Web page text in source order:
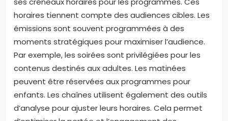
horaires tiennent compte des audiences cibles. Les
émissions sont souvent programmées à des
moments stratégiques pour maximiser l’audience.
Par exemple, les soirées sont privilégiées pour les
contenus destinés aux adultes. Les matinées
peuvent être réservées aux programmes pour
enfants. Les chaînes utilisent également des outils
d’analyse pour ajuster leurs horaires. Cela permet